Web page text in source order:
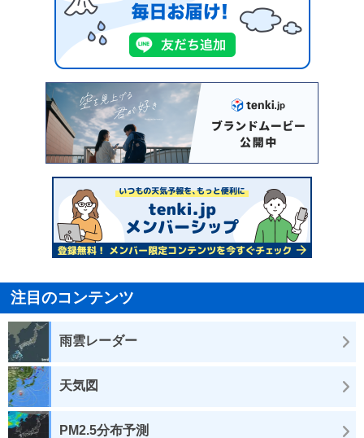
注目のコンテンツ
雨雲レーダー
天気図
PM2.5分布予測